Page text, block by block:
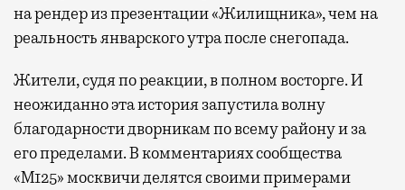
на рендер из презентации «Жилищника», чем на
реальность январского утра после снегопада.
Жители, судя по реакции, в полном восторге. И
неожиданно эта история запустила волну
благодарности дворникам по всему району и за
его пределами. В комментариях сообщества
«М125» москвичи делятся своими примерами